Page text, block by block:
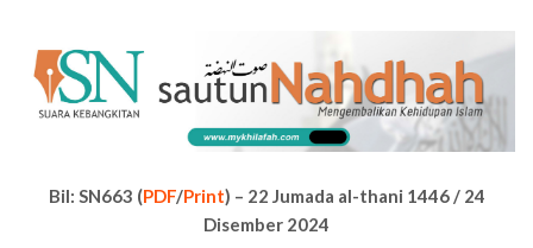
Bil: SN663 (PDF/Print) – 22 Jumada al-thani 1446 / 24
Disember 2024